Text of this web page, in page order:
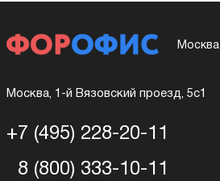
Москва
Москва, 1-й Вязовский проезд, 5с1
+7 (495) 228-20-11
8 (800) 333-10-11